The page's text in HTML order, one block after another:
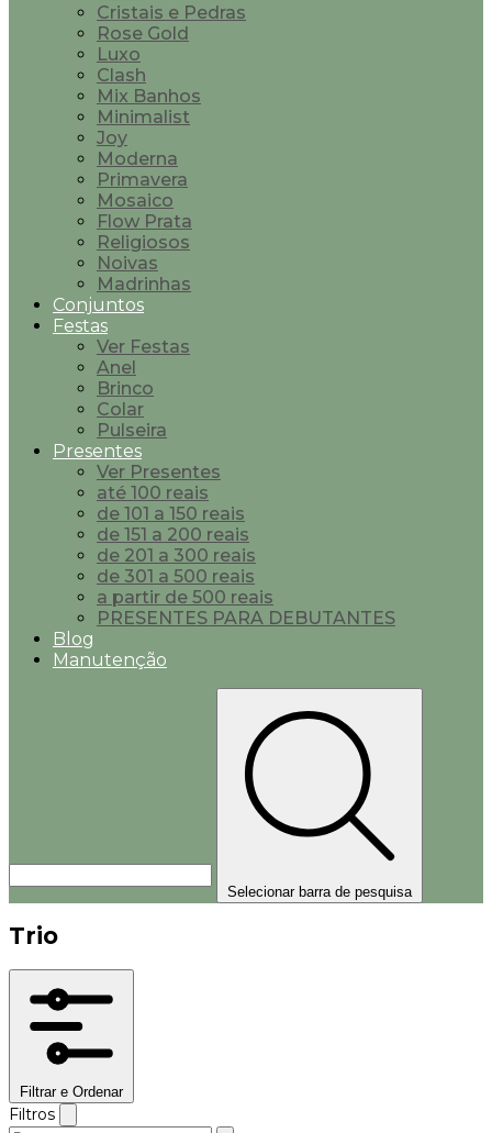
Cristais e Pedras
Rose Gold
Luxo
Clash
Mix Banhos
Minimalist
Joy
Moderna
Primavera
Mosaico
Flow Prata
Religiosos
Noivas
Madrinhas
Conjuntos
Festas
Ver Festas
Anel
Brinco
Colar
Pulseira
Presentes
Ver Presentes
até 100 reais
de 101 a 150 reais
de 151 a 200 reais
de 201 a 300 reais
de 301 a 500 reais
a partir de 500 reais
PRESENTES PARA DEBUTANTES
Blog
Manutenção
Selecionar barra de pesquisa
Trio
Filtrar e Ordenar
Filtros